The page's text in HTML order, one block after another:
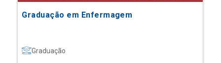
Graduação em Enfermagem
Graduação